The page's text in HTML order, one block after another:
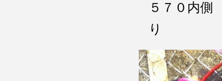
５７０内
り